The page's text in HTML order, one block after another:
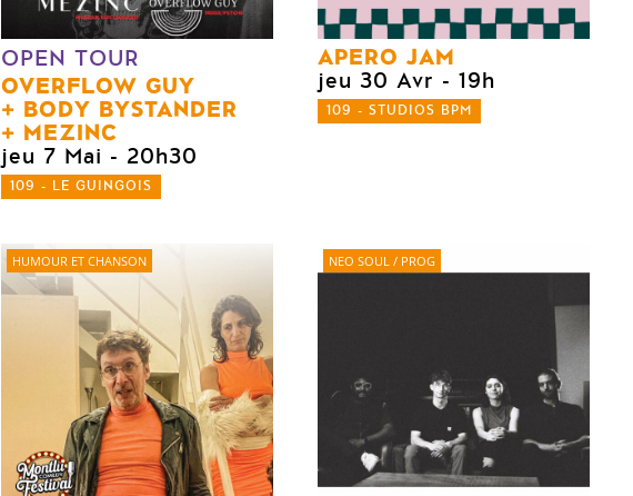
OPEN TOUR
OVERFLOW GUY
BODY BYSTANDER
MEZINC
jeu 7 Mai - 20h30
109 - LE GUINGOIS
APERO JAM
jeu 30 Avr - 19h
109 - STUDIOS BPM
HUMOUR ET CHANSON NEO SOUL / PROG